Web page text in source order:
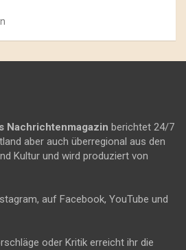
Nachrichtenmagazin berichtet 24/7
aber auch überregional aus den
Kultur und wird produziert von
auf Facebook, YouTube und
oder Kritik erreicht ihr die